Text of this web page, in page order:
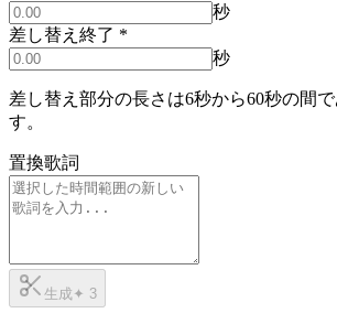
秒
差し替え終了 *
秒
差し替え部分の長さは6秒から60秒の間
す。
置換歌詞
生成 ✦ 3